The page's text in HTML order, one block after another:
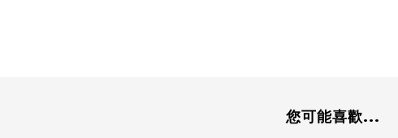
您可能喜歡...